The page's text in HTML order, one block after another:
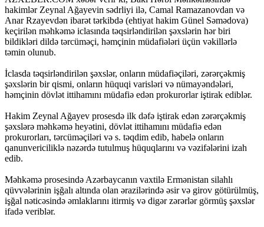
hakimlər Zeynal Ağayevin sədrliyi ilə, Camal Ramazanovdan və
Anar Rzayevdən ibarət tərkibdə (ehtiyat hakim Günel Səmədova)
keçirilən məhkəmə iclasında təqsirləndirilən şəxslərin hər biri
bildikləri dildə tərcüməçi, həmçinin müdafiələri üçün vəkillərlə
təmin olunub.
İclasda təqsirləndirilən şəxslər, onların müdafiəçiləri, zərərçəkmiş
şəxslərin bir qismi, onların hüquqi varisləri və nümayəndələri,
həmçinin dövlət ittihamını müdafiə edən prokurorlar iştirak ediblər.
Hakim Zeynal Ağayev prosesdə ilk dəfə iştirak edən zərərçəkmiş
şəxslərə məhkəmə heyətini, dövlət ittihamını müdafiə edən
prokurorları, tərcüməçiləri və s. təqdim edib, habelə onların
qanunvericiliklə nəzərdə tutulmuş hüquqlarını və vəzifələrini izah
edib.
Məhkəmə prosesində Azərbaycanın vaxtilə Ermənistan silahlı
qüvvələrinin işğalı altında olan ərazilərində əsir və girov götürülmüş,
işğal nəticəsində əmlaklarını itirmiş və digər zərərlər görmüş şəxslər
ifadə veriblər.